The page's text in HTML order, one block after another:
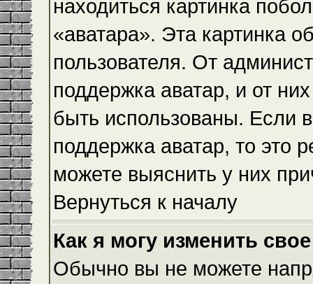
находиться картинка
«аватара». Эта картинка
пользователя. От
поддержка аватар, и от
быть использованы. Если
поддержка аватар, то это
можете выяснить у них
Вернуться к началу
Как я могу изменить
Обычно вы не можете